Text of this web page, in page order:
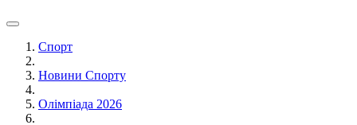
Спорт
Новини Спорту
Олімпіада 2026